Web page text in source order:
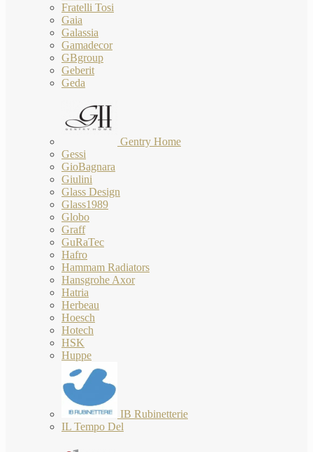
Fratelli Tosi
Gaia
Galassia
Gamadecor
GBgroup
Geberit
Geda
Gentry Home
Gessi
GioBagnara
Giulini
Glass Design
Glass1989
Globo
Graff
GuRaTec
Hafro
Hammam Radiators
Hansgrohe Axor
Hatria
Herbeau
Hoesch
Hotech
HSK
Huppe
IB Rubinetterie
IL Tempo Del